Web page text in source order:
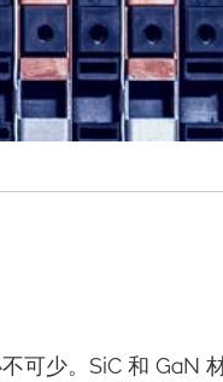
可少。SiC 和 GaN